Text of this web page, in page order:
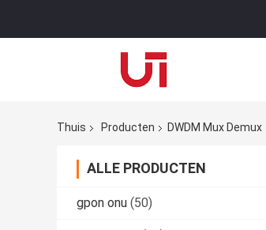
Thuis Producten DWDM Mux Demux
ALLE PRODUCTEN
gpon onu (50)